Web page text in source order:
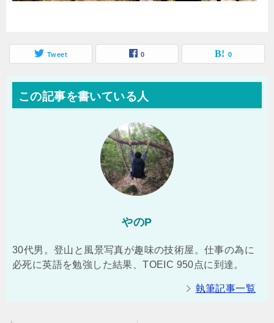
Tweet 0 0
この記事を書いている人
やのP
30代男。登山と風景写真が趣味の技術屋。仕事の為に
必死に英語を勉強した結果、TOEIC 950点に到達。
執筆記事一覧